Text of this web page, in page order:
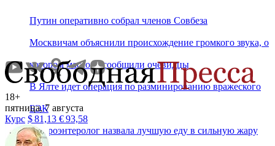
Путин оперативно собрал членов Совбеза
Москвичам объяснили происхождение громкого звука, о
котором массово сообщили очевидцы
В Ялте идет операция по разминированию вражеского
БЭК
Гастроэнтеролог назвала лучшую еду в сильную жару
18+
пятница, 7 августа
Курс $81,13 €93,58